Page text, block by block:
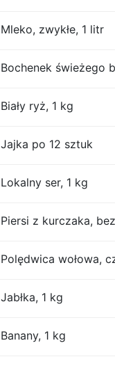
Mleko, zwykłe, 1 litr
Bochenek świeżego
Biały ryż, 1 kg
Jajka po 12 sztuk
Lokalny ser, 1 kg
Piersi z kurczaka,
Polędwica wołowa,
Jabłka, 1 kg
Banany, 1 kg